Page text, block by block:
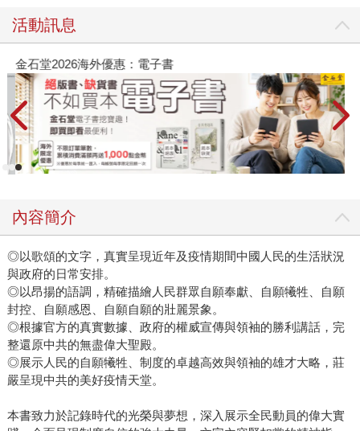
活動訊息
金石堂2026海外優惠：電子書
內容簡介
◎以歌頌的文字，真實呈現近年及疫情期間中國人民的生活狀況
與政府的日常安排。
◎以昂揚的語調，精確描繪人民群眾自願奉獻、自願犧牲、自願
封控、自願感恩、自願自願的壯麗景象。
◎根據官方的真實數據、政府的權威宣傳與領袖的勝利講話，完
整還原中共的無盡偉大聖殿。
◎展示人民的自願犧牲、制度的卓越高效與領袖的雄才大略，莊
嚴呈現中共的美好疫情天堂。
本書致力於記錄時代的光榮與夢想，深入展示全民動員的偉大實